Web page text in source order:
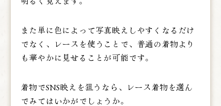
また単に色によって写真映えしやすくなるだけ
でなく、レースを使うことで、普通の着物より
も華やかに見せることが可能です。
着物でSNS映えを狙うなら、レース着物を選ん
でみてはいかがでしょうか。